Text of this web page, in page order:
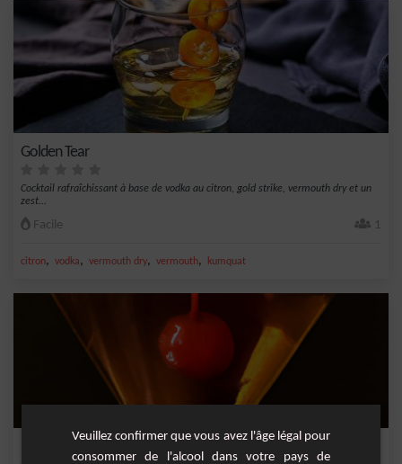
Golden Tear
Cocktail rafraîchissant à base de vodka au citron, gold strike, vermouth dry et un
zest...
Facile 1
citron, vodka, vermouth dry, vermouth, kumquat
Veuillez confirmer que vous avez l'âge légal pour
consommer de l'alcool dans votre pays de